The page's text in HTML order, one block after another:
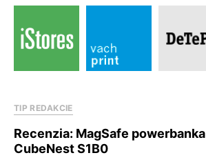
TIP REDAKCIE
Recenzia: MagSafe powerbanka
CubeNest S1B0